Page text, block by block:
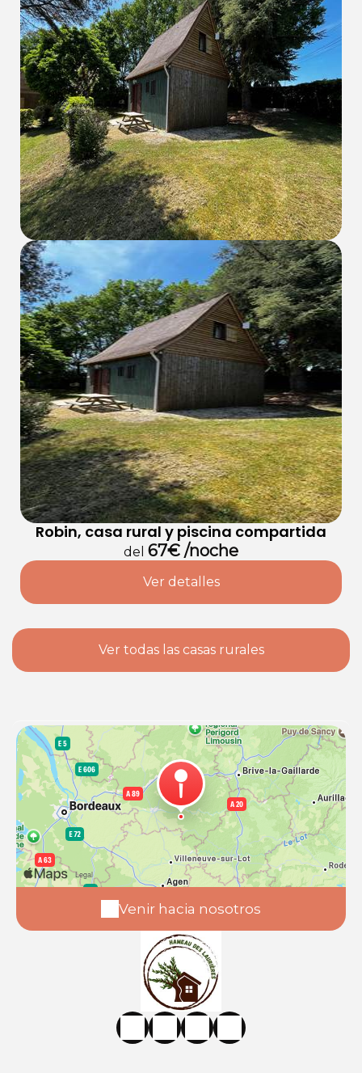
Robin, casa rural y piscina compartida
del 67€ /noche
Ver detalles
Ver todas las casas rurales
Venir hacia nosotros